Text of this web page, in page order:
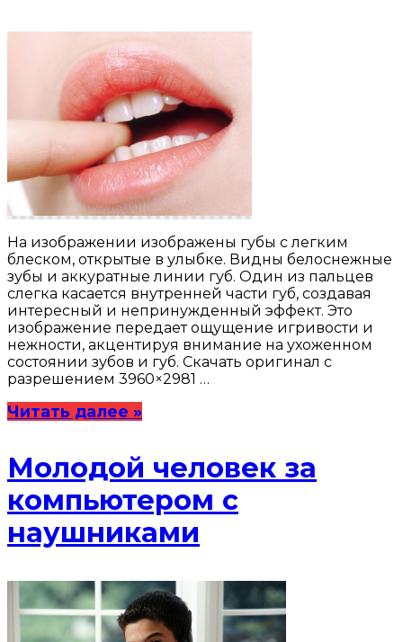
На изображении изображены губы с легким
блеском, открытые в улыбке. Видны белоснежные
зубы и аккуратные линии губ. Один из пальцев
слегка касается внутренней части губ, создавая
интересный и непринужденный эффект. Это
изображение передает ощущение игривости и
нежности, акцентируя внимание на ухоженном
состоянии зубов и губ. Скачать оригинал с
разрешением 3960×2981 …
Читать далее »
Молодой человек за
компьютером с
наушниками